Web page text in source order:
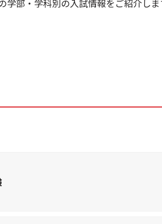
学部・学科別の入試情報をご紹介しま